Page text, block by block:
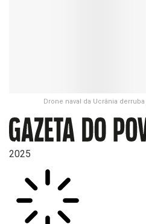
Drone naval da Ucrânia
2025